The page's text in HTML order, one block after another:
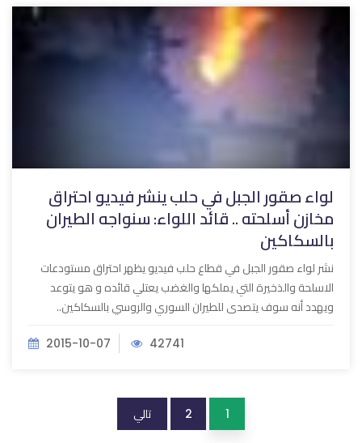
لواء صقور الجبل في حلب ينشر فيديو احتراق
مخازن أسلحته .. قائد اللواء: سنواجه الطيران
بالسكاكين
نشر لواء صقور الجبل في قطاع حلب فيديو يظهر احتراق مستودعات
الاسلحة والذخيرة التي يملكها والغضب يعتلي قائده و هو يتوعد
ويهدد أنه سوف يتصدى للطيران السوري والروسي بالسكاكين..
2015-10-07 42741
1
2 تالي